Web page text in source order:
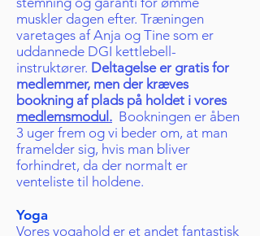
muskler dagen efter. Træningen
varetages af Anja og Tine som er
uddannede DGI kettlebell-
instruktører. Deltagelse er gratis for
medlemmer, men der kræves
bookning af plads på holdet i vores
medlemsmodul. Bookningen er åben
3 uger frem og vi beder om, at man
framelder sig, hvis man bliver
forhindret, da der normalt er
venteliste til holdene.
Yoga
Vores yogahold er et andet fantastisk